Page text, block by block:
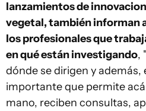
lanzamientos de
vegetal, también informan
los profesionales que
en qué están investigando,
dónde se dirigen y además,
importante que permite
mano, reciben consultas,